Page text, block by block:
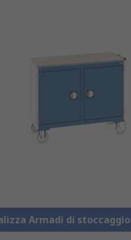
Armadi di stoccaggio